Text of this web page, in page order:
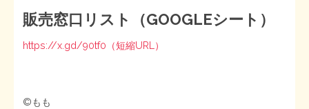
販売窓口リスト（GOOGLEシート）
https://x.gd/90tf0（短縮URL）
©もも